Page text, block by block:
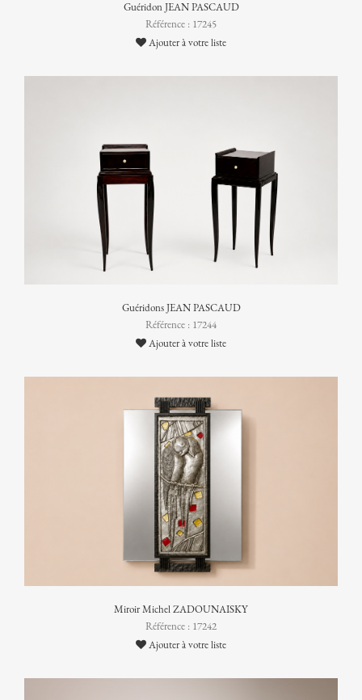
Guéridon JEAN PASCAUD
Référence : 17245
Ajouter à votre liste
Guéridons JEAN PASCAUD
Référence : 17244
Ajouter à votre liste
Miroir Michel ZADOUNAISKY
Référence : 17242
Ajouter à votre liste